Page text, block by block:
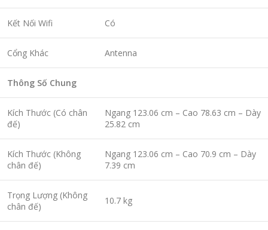
Kết Nối Wifi Có
Cổng Khác Antenna
Thông Số Chung
Kích Thước (Có chân
đế)
Ngang 123.06 cm – Cao 78.63 cm – Dày
25.82 cm
Kích Thước (Không
chân đế)
Ngang 123.06 cm – Cao 70.9 cm – Dày
7.39 cm
Trọng Lượng (Không
chân đế)
10.7 kg